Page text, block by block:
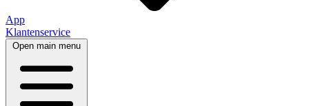
App
Klantenservice
Open main menu